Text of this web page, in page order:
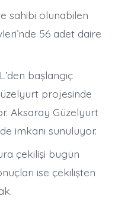
sahibi olunabilen
56 adet daire
başlangıç
projesinde
Aksaray Güzelyurt
imkanı sunuluyor.
çekilişi bugün
ise çekilişten